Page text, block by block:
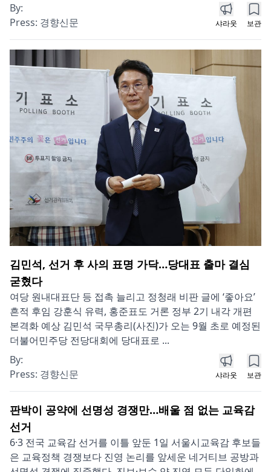
By:
Press: 경향신문 샤라웃 보관
김민석, 선거 후 사의 표명 가닥…당대표 출마 결심
굳혔다
여당 원내대표단 등 접촉 늘리고 정청래 비판 글에 ‘좋아요’
흔적 후임 강훈식 유력, 홍준표도 거론 정부 2기 내각 개편
본격화 예상 김민석 국무총리(사진)가 오는 9월 초로 예정된
더불어민주당 전당대회에 당대표로 ...
By:
Press: 경향신문 샤라웃 보관
판박이 공약에 선명성 경쟁만…배울 점 없는 교육감
선거
6·3 전국 교육감 선거를 이틀 앞둔 1일 서울시교육감 후보들
은 교육정책 경쟁보다 진영 논리를 앞세운 네거티브 공방과